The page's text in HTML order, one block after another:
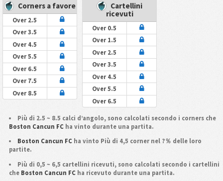
Corners a favore
Over 2.5
Over 3.5
Over 4.5
Over 5.5
Over 6.5
Over 7.5
Over 8.5
Cartellini
ricevuti
Over 0.5
Over 1.5
Over 2.5
Over 3.5
Over 4.5
Over 5.5
Over 6.5
Più di 2.5 ~ 8.5 calci d’angolo, sono calcolati secondo i corners che
Boston Cancun FCha vinto durante una partita.
Boston Cancun FC ha vinto Più di 4,5 corner nel ?％ delle loro
partite.
Più di 0,5 ~ 6,5 cartellini ricevuti, sono calcolati secondo i cartellini
che Boston Cancun FCha ricevuto durante una partita.